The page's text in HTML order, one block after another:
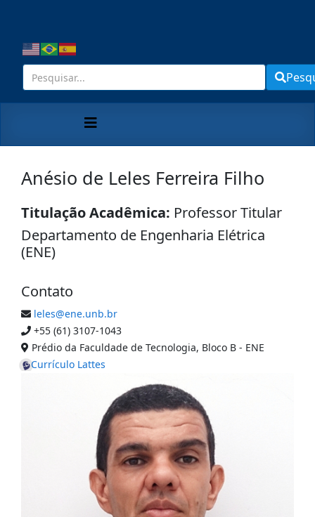
Anésio de Leles Ferreira Filho
Titulação Acadêmica: Professor Titular
Departamento de Engenharia Elétrica
(ENE)
Contato
leles@ene.unb.br
+55 (61) 3107-1043
Prédio da Faculdade de Tecnologia, Bloco B - ENE
Currículo Lattes